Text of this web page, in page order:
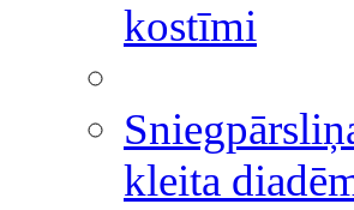
kostīmi
kleita